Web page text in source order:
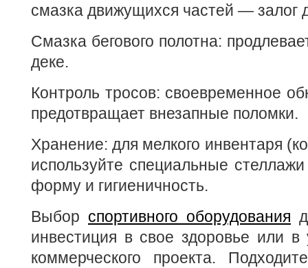
смазка движущихся частей — залог
Смазка бегового полотна:
деке.
Контроль тросов: своевременное
предотвращает внезапные поломки.
Хранение: для мелкого инвентаря
используйте специальные
форму и гигиеничность.
Выбор спортивного оборудования
инвестиция в свое здоровье или в
коммерческого проекта.